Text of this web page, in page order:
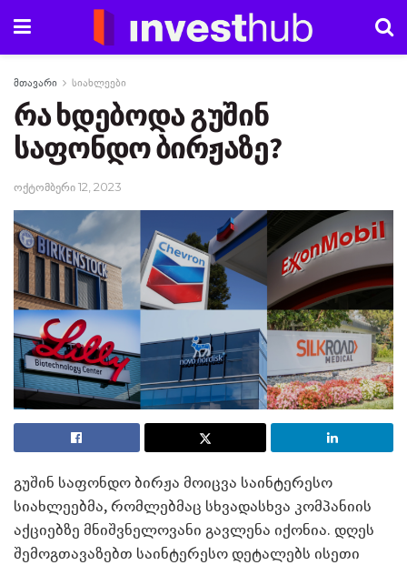
მთავარი სიახლეები
რა ხდებოდა გუშინ
საფონდო ბირჟაზე?
ოქტომბერი 12, 2023
გუშინ საფონდო ბირჟა მოიცვა საინტერესო
სიახლეებმა, რომლებმაც სხვადასხვა კომპანიის
აქციებზე მნიშვნელოვანი გავლენა იქონია. დღეს
შემოგთავაზებთ საინტერესო დეტალებს ისეთი